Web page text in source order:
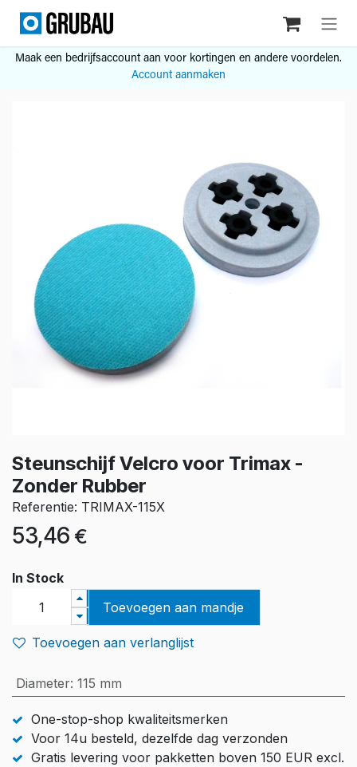
Overslaan naar inhoud
Maak een bedrijfsaccount aan voor kortingen en andere voordelen.
Account aanmaken
Steunschijf Velcro voor Trimax -
Zonder Rubber
Referentie: TRIMAX-115X
53,46 €
In Stock
Toevoegen aan mandje
Toevoegen aan verlanglijst
Diameter: 115 mm
One-stop-shop kwaliteitsmerken
Voor 14u besteld, dezelfde dag verzonden
Gratis levering voor pakketten boven 150 EUR excl.